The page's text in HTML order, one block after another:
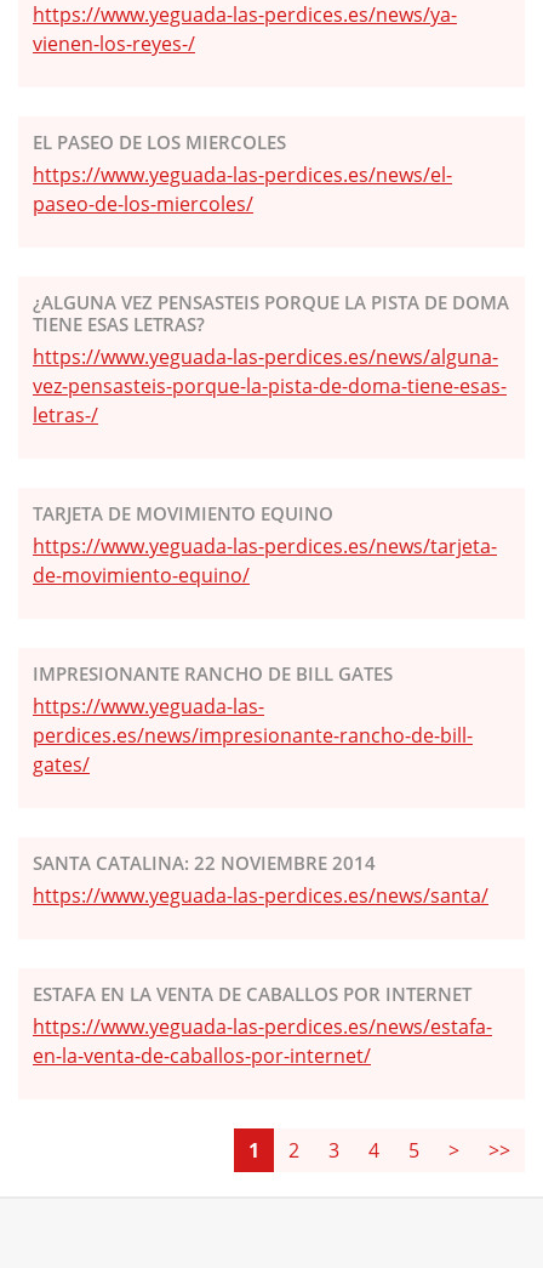
https://www.yeguada-las-perdices.es/news/ya-
vienen-los-reyes-/
EL PASEO DE LOS MIERCOLES
https://www.yeguada-las-perdices.es/news/el-
paseo-de-los-miercoles/
¿ALGUNA VEZ PENSASTEIS PORQUE LA PISTA DE DOMA
TIENE ESAS LETRAS?
https://www.yeguada-las-perdices.es/news/alguna-
vez-pensasteis-porque-la-pista-de-doma-tiene-esas-
letras-/
TARJETA DE MOVIMIENTO EQUINO
https://www.yeguada-las-perdices.es/news/tarjeta-
de-movimiento-equino/
IMPRESIONANTE RANCHO DE BILL GATES
https://www.yeguada-las-
perdices.es/news/impresionante-rancho-de-bill-
gates/
SANTA CATALINA: 22 NOVIEMBRE 2014
https://www.yeguada-las-perdices.es/news/santa/
ESTAFA EN LA VENTA DE CABALLOS POR INTERNET
https://www.yeguada-las-perdices.es/news/estafa-
en-la-venta-de-caballos-por-internet/
1 2 3 4 5 > >>